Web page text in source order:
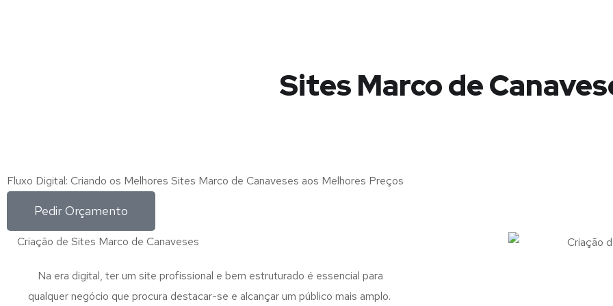
Sites Marco de
Fluxo Digital: Criando os Melhores Sites Marco de Canaveses aos Melhores Preços
Pedir Orçamento
Criação de Sites Marco de Canaveses
Na era digital, ter um site profissional e bem estruturado é essencial para
qualquer negócio que procura destacar-se e alcançar um público mais amplo.